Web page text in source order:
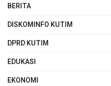
BERITA
DISKOMINFO KUTIM
DPRD KUTIM
EDUKASI
EKONOMI